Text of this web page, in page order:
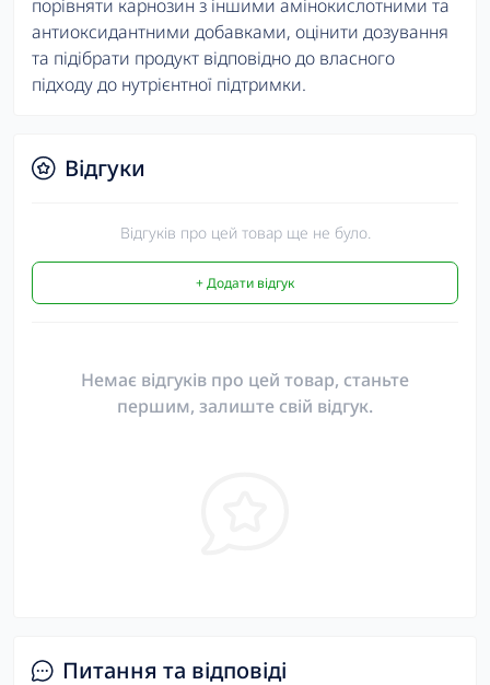
порівняти карнозин з іншими амінокислотними та
антиоксидантними добавками, оцінити дозування
та підібрати продукт відповідно до власного
підходу до нутрієнтної підтримки.
Відгуки
Відгуків про цей товар ще не було.
+ Додати відгук
Немає відгуків про цей товар, станьте
першим, залиште свій відгук.
Питання та відповіді